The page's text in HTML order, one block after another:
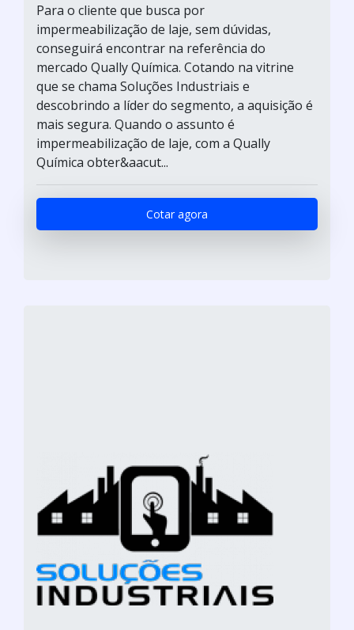
Para o cliente que busca por
impermeabilização de laje, sem dúvidas,
conseguirá encontrar na referência do
mercado Qually Química. Cotando na vitrine
que se chama Soluções Industriais e
descobrindo a líder do segmento, a aquisição é
mais segura. Quando o assunto é
impermeabilização de laje, com a Qually
Química obter&aacut...
Cotar agora